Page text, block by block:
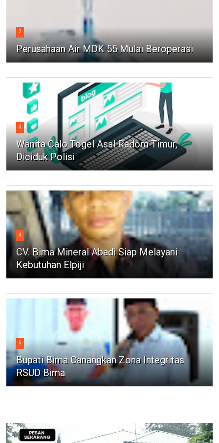
2
Perusahaan Air MDK 55 Mulai Beroperasi
3
Wanita Calo Togel Asal Radom Timur,
Diciduk Polisi
4
CV. Bima Mineral Abadi Siap Melayani
Kebutuhan Elpiji
5
Bupati Bima Canangkan Zona Integritas
RSUD Bima